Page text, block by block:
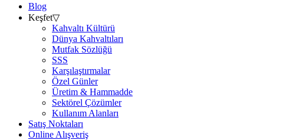
Blog
Keşfet▽
Kahvaltı Kültürü
Dünya Kahvaltıları
Mutfak Sözlüğü
SSS
Karşılaştırmalar
Özel Günler
Üretim & Hammadde
Sektörel Çözümler
Kullanım Alanları
Satış Noktaları
Online Alışveriş